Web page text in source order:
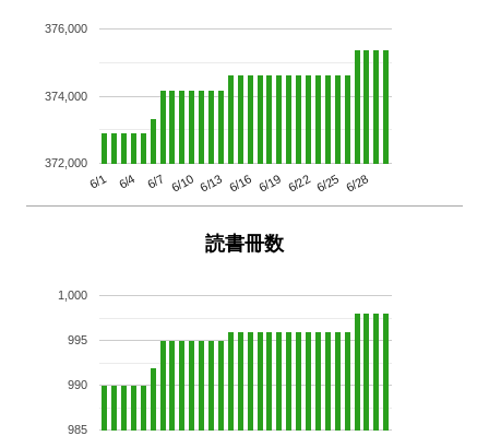
6/1 6/4 6/7 6/10 6/13 6/16 6/19 6/22 6/25 6/28
372,000
374,000
376,000
読書冊数
985
990
995
1,000